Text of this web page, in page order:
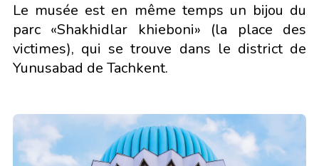
Le musée est en même temps un bijou du
parc «Shakhidlar khieboni» (la place des
victimes), qui se trouve dans le district de
Yunusabad de Tachkent.